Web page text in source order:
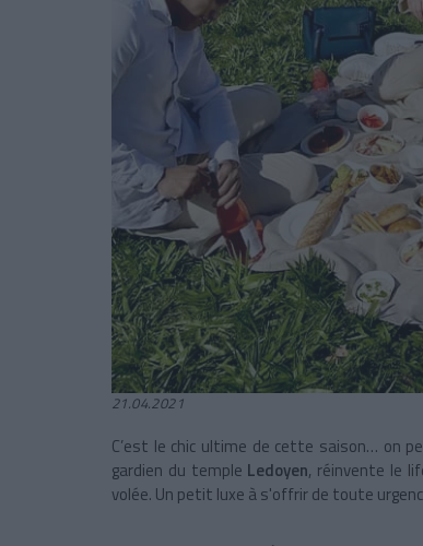
21.04.2021
C’est le chic ultime de cette saison… on
gardien du temple Ledoyen, réinvente le
volée. Un petit luxe à s'offrir de toute